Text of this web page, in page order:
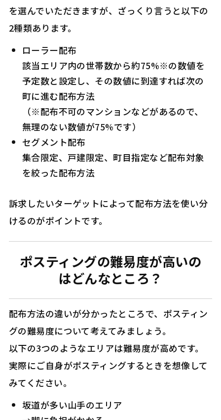
を選んでいただきますが、ざっくり言うと以下の
2種類あります。
ローラー配布
該当エリア内の世帯数から約75%※の数値を
予定数と設定し、その数値に到達すれば次の
町に進む配布方法
（※配布不可のマンションなどがあるので、
無理のない数値が75%です）
セグメント配布
集合限定、戸建限定、町目指定など配布対象
を絞った配布方法
訴求したいターゲットによって配布方法を使い分
けるのがポイントです。
ポスティングの難易度が高いの
はどんなところ？
配布方法の違いが分かったところで、ポスティン
グの難易度について考えてみましょう。
以下の3つのようなエリアは難易度が高めです。
実際にご自身がポスティングするときを想像して
みてください。
坂道が多い山手のエリア